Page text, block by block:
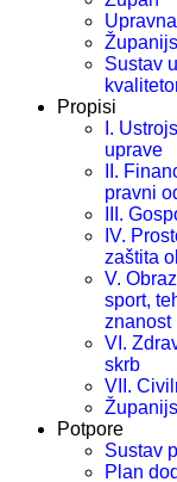
Sustav
Propisi
I.
uprave
II.
pravni
III.
IV.
zaštita
V.
sport,
znanost
VI.
skrb
VII.
Potpore
Sustav
Plan